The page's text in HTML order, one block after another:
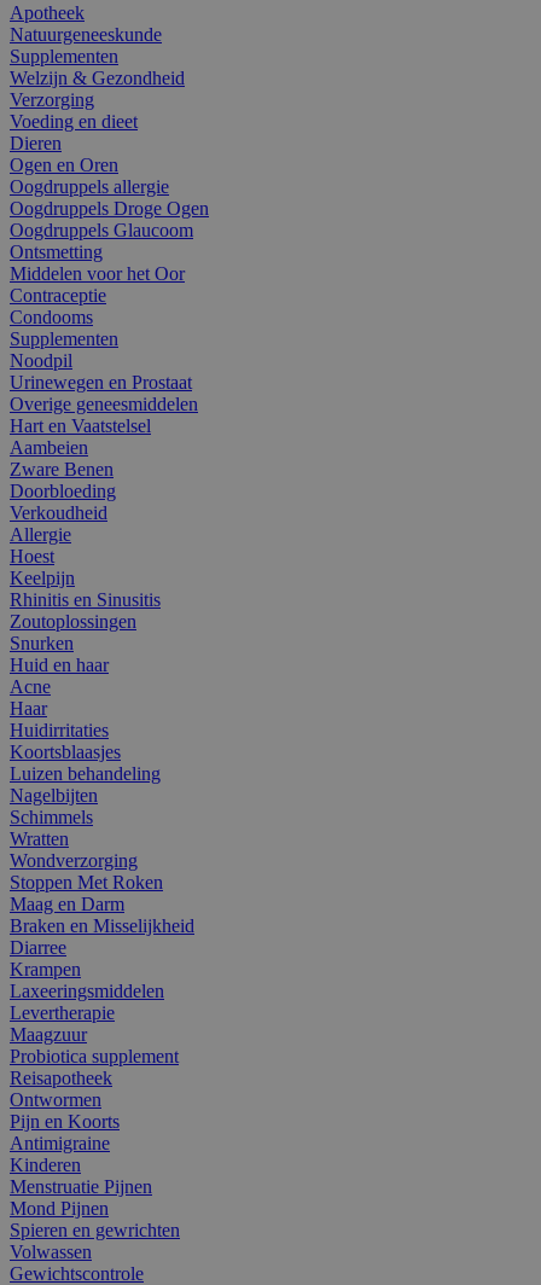
Apotheek
Natuurgeneeskunde
Supplementen
Welzijn & Gezondheid
Verzorging
Voeding en dieet
Dieren
Ogen en Oren
Oogdruppels allergie
Oogdruppels Droge Ogen
Oogdruppels Glaucoom
Ontsmetting
Middelen voor het Oor
Contraceptie
Condooms
Supplementen
Noodpil
Urinewegen en Prostaat
Overige geneesmiddelen
Hart en Vaatstelsel
Aambeien
Zware Benen
Doorbloeding
Verkoudheid
Allergie
Hoest
Keelpijn
Rhinitis en Sinusitis
Zoutoplossingen
Snurken
Huid en haar
Acne
Haar
Huidirritaties
Koortsblaasjes
Luizen behandeling
Nagelbijten
Schimmels
Wratten
Wondverzorging
Stoppen Met Roken
Maag en Darm
Braken en Misselijkheid
Diarree
Krampen
Laxeeringsmiddelen
Levertherapie
Maagzuur
Probiotica supplement
Reisapotheek
Ontwormen
Pijn en Koorts
Antimigraine
Kinderen
Menstruatie Pijnen
Mond Pijnen
Spieren en gewrichten
Volwassen
Gewichtscontrole